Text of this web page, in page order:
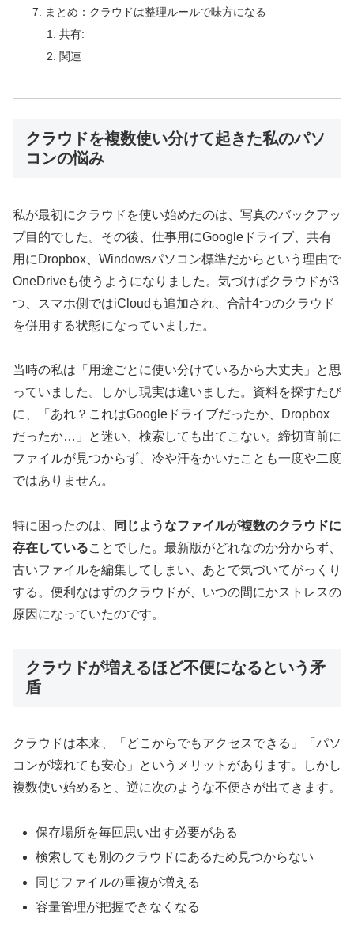
まとめ：クラウドは整理ルールで味方になる
共有:
関連
クラウドを複数使い分けて起きた私のパソ
コンの悩み
私が最初にクラウドを使い始めたのは、写真のバックアッ
プ目的でした。その後、仕事用にGoogleドライブ、共有
用にDropbox、Windowsパソコン標準だからという理由で
OneDriveも使うようになりました。気づけばクラウドが3
つ、スマホ側ではiCloudも追加され、合計4つのクラウド
を併用する状態になっていました。
当時の私は「用途ごとに使い分けているから大丈夫」と思
っていました。しかし現実は違いました。資料を探すたび
に、「あれ？これはGoogleドライブだったか、Dropbox
だったか…」と迷い、検索しても出てこない。締切直前に
ファイルが見つからず、冷や汗をかいたことも一度や二度
ではありません。
特に困ったのは、
同じようなファイルが複数のクラウドに
存在していることでした。最新版がどれなのか分からず、
古いファイルを編集してしまい、あとで気づいてがっくり
する。便利なはずのクラウドが、いつの間にかストレスの
原因になっていたのです。
クラウドが増えるほど不便になるという矛
盾
クラウドは本来、「どこからでもアクセスできる」「パソ
コンが壊れても安心」というメリットがあります。しかし
複数使い始めると、逆に次のような不便さが出てきます。
保存場所を毎回思い出す必要がある
検索しても別のクラウドにあるため見つからない
同じファイルの重複が増える
容量管理が把握できなくなる